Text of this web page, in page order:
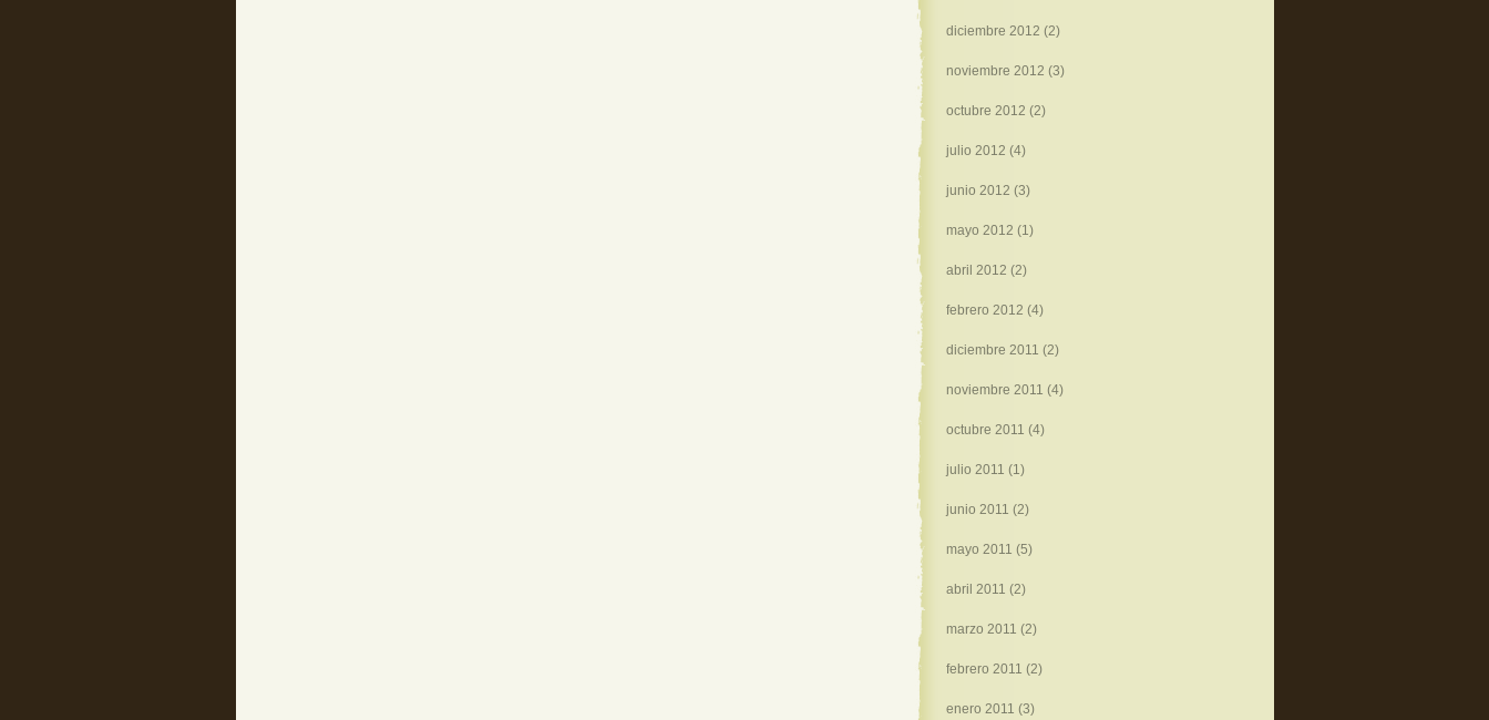
diciembre 2012 (2)
noviembre 2012 (3)
octubre 2012 (2)
julio 2012 (4)
junio 2012 (3)
mayo 2012 (1)
abril 2012 (2)
febrero 2012 (4)
diciembre 2011 (2)
noviembre 2011 (4)
octubre 2011 (4)
julio 2011 (1)
junio 2011 (2)
mayo 2011 (5)
abril 2011 (2)
marzo 2011 (2)
febrero 2011 (2)
enero 2011 (3)